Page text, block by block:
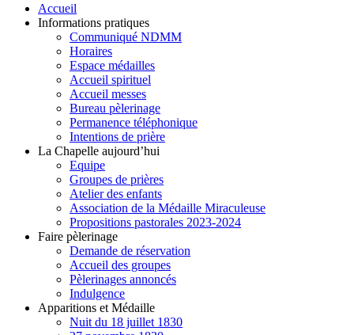
Accueil
Informations pratiques
Communiqué NDMM
Horaires
Espace médailles
Accueil spirituel
Accueil messes
Bureau pèlerinage
Permanence téléphonique
Intentions de prière
La Chapelle aujourd’hui
Equipe
Groupes de prières
Atelier des enfants
Association de la Médaille Miraculeuse
Propositions pastorales 2023-2024
Faire pèlerinage
Demande de réservation
Accueil des groupes
Pèlerinages annoncés
Indulgence
Apparitions et Médaille
Nuit du 18 juillet 1830